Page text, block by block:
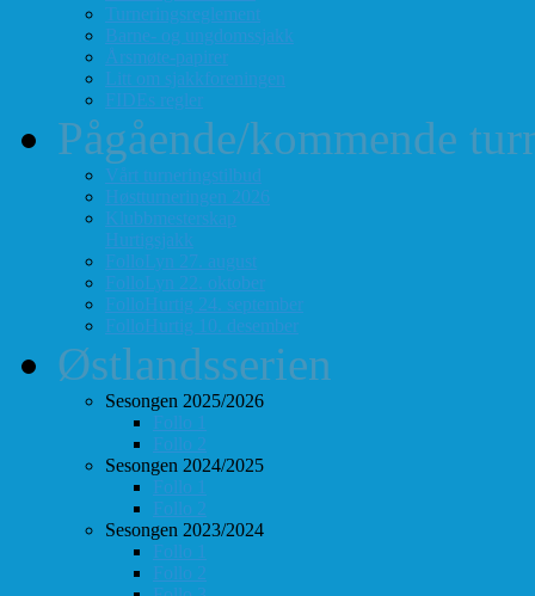
Turneringsreglement
Barne- og ungdomssjakk
Årsmøte-papirer
Litt om sjakkforeningen
FIDEs regler
Pågående/kommende
Vårt turneringstilbud
Høstturneringen 2026
Klubbmesterskap
Hurtigsjakk
FolloLyn 27. august
FolloLyn 22. oktober
FolloHurtig 24. september
FolloHurtig 10. desember
Østlandsserien
Sesongen 2025/2026
Follo 1
Follo 2
Sesongen 2024/2025
Follo 1
Follo 2
Sesongen 2023/2024
Follo 1
Follo 2